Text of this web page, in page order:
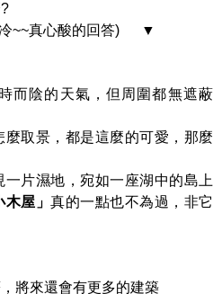
冷~~真心酸的回答) ▼
而陰的天氣，但周圍都無遮蔽
取景，都是這麼的可愛，那麼
片濕地，宛如一座湖中的島上
木屋」真的一點也不為過，非它
將來還會有更多的建築